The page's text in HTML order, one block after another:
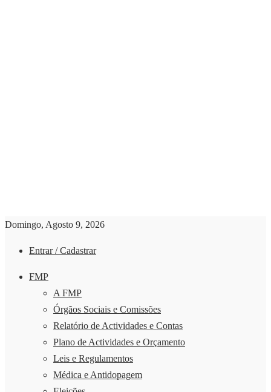
Domingo, Agosto 9, 2026
Entrar / Cadastrar
FMP
A FMP
Órgãos Sociais e Comissões
Relatório de Actividades e Contas
Plano de Actividades e Orçamento
Leis e Regulamentos
Médica e Antidopagem